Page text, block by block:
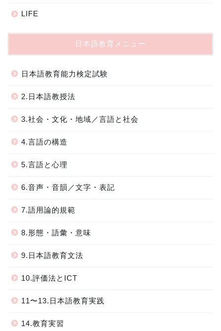
LIFE
日本語教育メニュー
日本語教育能力検定試験
2.日本語教授法
3.社会・文化・地域／言語と社会
4.言語の構造
5.言語と心理
6.音声・音韻／文字・表記
7.語用論的規範
8.形態・語彙・意味
9.日本語教育文法
10.評価法とICT
11〜13.日本語教育実践
14.教育実習